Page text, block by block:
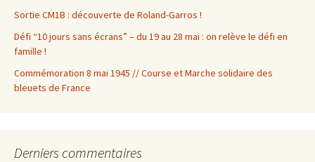
Sortie CM1B : découverte de Roland-Garros !
Défi “10 jours sans écrans” – du 19 au 28 mai : on relève le défi en
famille !
Commémoration 8 mai 1945 // Course et Marche solidaire des
bleuets de France
Derniers commentaires